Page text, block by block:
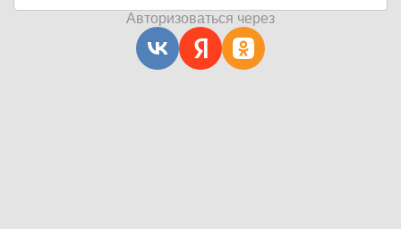
Авторизоваться через